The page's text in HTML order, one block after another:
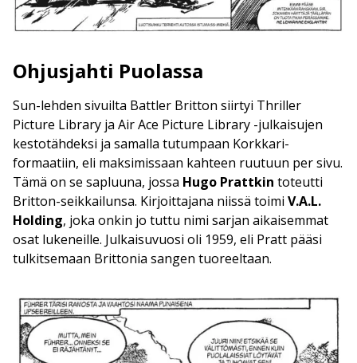
Ohjusjahti Puolassa
Sun-lehden sivuilta Battler Britton siirtyi Thriller
Picture Library ja Air Ace Picture Library -julkaisujen
kestotähdeksi ja samalla tutumpaan Korkkari-
formaatiin, eli maksimissaan kahteen ruutuun per sivu.
Tämä on se sapluuna, jossa Hugo Prattkin toteutti
Britton-seikkailunsa. Kirjoittajana niissä toimi V.A.L.
Holding, joka onkin jo tuttu nimi sarjan aikaisemmat
osat lukeneille. Julkaisuvuosi oli 1959, eli Pratt pääsi
tulkitsemaan Brittonia sangen tuoreeltaan.